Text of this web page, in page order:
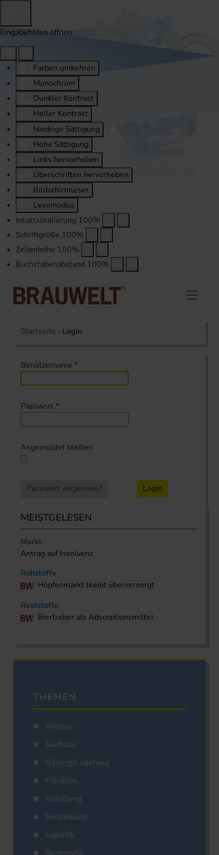
Eingabehilfen öffnen
Farben umkehren
Monochrom
Dunkler Kontrast
Heller Kontrast
Niedrige Sättigung
Hohe Sättigung
Links hervorheben
Überschriften hervorheben
Bildschirmleser
Lesemodus
Inhaltsskalierung 100%
Schriftgröße 100%
Zeilenhöhe 100%
Buchstabenabstand 100%
Startseite Login
Benutzername *
Passwort *
Angemeldet bleiben
Passwort vergessen? Login
MEISTGELESEN
Markt
Antrag auf Insolvenz
Rohstoffe
Hopfenmarkt bleibt überversorgt
Reststoffe
Biertreber als Adsorptionsmittel
THEMEN
Wasser
Sudhaus
Gärung/Lagerung
Filtration
Abfüllung
Verpackung
Logistik